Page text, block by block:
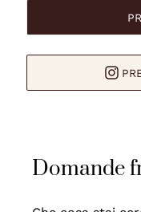
Domande